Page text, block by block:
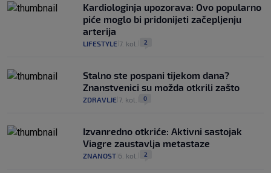
Kardiologinja upozorava: Ovo popularno
piće moglo bi pridonijeti začepljenju
arterija
LIFESTYLE 7. kol. 2
Stalno ste pospani tijekom dana?
Znanstvenici su možda otkrili zašto
ZDRAVLJE 7. kol. 0
Izvanredno otkriće: Aktivni sastojak
Viagre zaustavlja metastaze
ZNANOST 6. kol. 2